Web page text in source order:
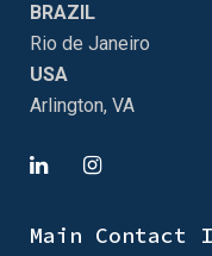
BRAZIL
Rio de Janeiro
USA
Arlington, VA
Main Contact